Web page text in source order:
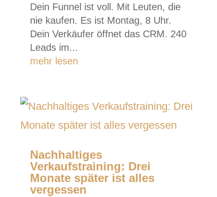
Dein Funnel ist voll. Mit Leuten, die
nie kaufen. Es ist Montag, 8 Uhr.
Dein Verkäufer öffnet das CRM. 240
Leads im...
mehr lesen
Nachhaltiges
Verkaufstraining: Drei
Monate später ist alles
vergessen